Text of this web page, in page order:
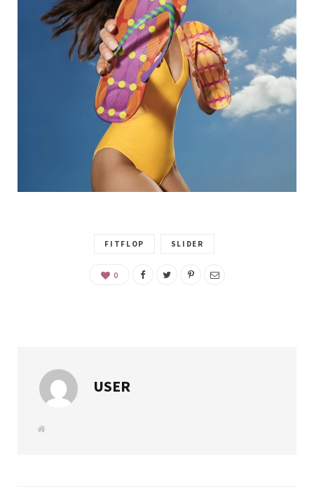
FITFLOP SLIDER
0
USER
W